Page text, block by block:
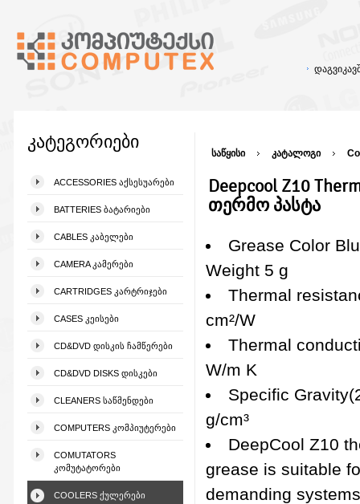
კატეგორიები
ACCESSORIES ᲐᲥᲡᲔᲡᲣᲐᲠᲔᲑᲘ
BATTERIES ᲑᲐᲢᲐᲠᲘᲔᲑᲘ
CABLES ᲙᲐᲑᲔᲚᲔᲑᲘ
CAMERA ᲙᲐᲛᲔᲠᲔᲑᲘ
CARTRIDGES ᲙᲐᲠᲢᲠᲘᲯᲔᲑᲘ
CASES ᲙᲔᲘᲡᲔᲑᲘ
CD&DVD ᲓᲘᲡᲙᲘᲡ ᲩᲐᲛᲬᲔᲠᲔᲑᲘ
CD&DVD DISKS ᲓᲘᲡᲙᲔᲑᲘ
CLEANERS ᲡᲐᲬᲛᲔᲜᲓᲔᲑᲘ
COMPUTERS ᲙᲝᲛᲞᲘᲣᲢᲔᲠᲔᲑᲘ
COMUTATORS
ᲙᲝᲛᲣᲢᲐᲢᲝᲠᲔᲑᲘ
COOLERS ᲥᲣᲚᲔᲠᲔᲑᲘ
საწყისი კატალოგი
Deepcool Z10
თერმო პასტა
Grease Color
Weight 5 g
Thermal
cm²/W
Thermal
W/m K
Specific
g/cm³
DeepCool Z10
grease is suitable
demanding